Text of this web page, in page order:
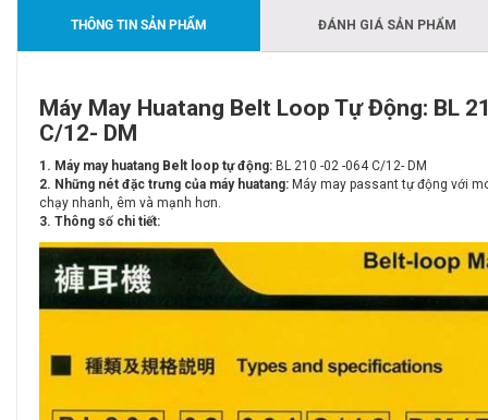
THÔNG TIN SẢN PHẨM ĐÁNH GIÁ SẢN PHẨM
Máy May Huatang Belt Loop Tự Động: BL
C/12- DM
1. Máy may huatang Belt loop tự động: BL 210 -02 -064 C/12- DM
2. Những nét đặc trưng của máy huatang: Máy may passant tự động với
chạy nhanh, êm và mạnh hơn.
3. Thông số chi tiết: